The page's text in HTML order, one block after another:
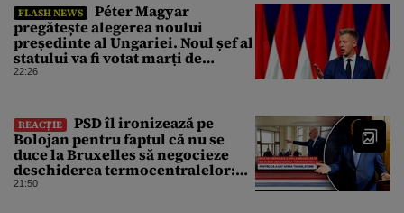
FLASH NEWS
Péter Magyar
pregătește alegerea noului
președinte al Ungariei. Noul șef al
statului va fi votat marți de
Parlament
22:26
REACȚIE
PSD îl ironizează pe
Bolojan pentru faptul că nu se
duce la Bruxelles să negocieze
deschiderea termocentralelor:
„Pentru că a dat afară
21:50